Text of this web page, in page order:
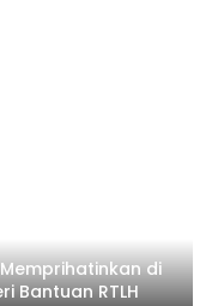
di
Bantuan RTLH